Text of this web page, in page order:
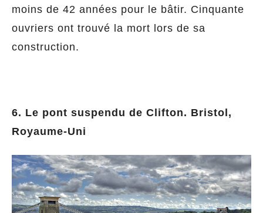
moins de 42 années pour le bâtir. Cinquante
ouvriers ont trouvé la mort lors de sa
construction.
6. Le pont suspendu de Clifton. Bristol,
Royaume-Uni